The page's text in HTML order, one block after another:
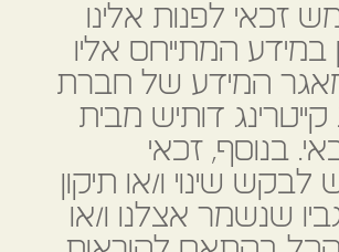
זכאי לפנות אלינו
במידע המתייחס אליו
המידע של חברת
קייטרינג דותיש מבית
בנוסף, זכאי
שינוי ו/או תיקון
שנשמר אצלנו ו/או